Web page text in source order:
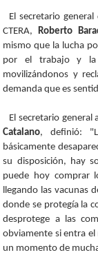
El secretario
CTERA,
Roberto
mismo que la lucha
por el trabajo y la
movilizándonos y
demanda que es
El secretario general
Catalano, definió:
básicamente
su disposición, hay
puede hoy comprar
llegando las vacunas
donde se protegía la
desprotege a las
obviamente si entra
un momento de